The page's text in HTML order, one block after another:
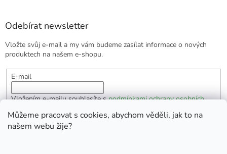
Můžeme pracovat s cookies, abychom věděli, jak to na
našem webu žije?
Odebírat newsletter
Vložte svůj e-mail a my vám budeme zasílat informace o nových
produktech na našem e-shopu.
E-mail
Vložením e-mailu souhlasíte spodmínkami ochrany osobních
PŘIHLÁSIT SE